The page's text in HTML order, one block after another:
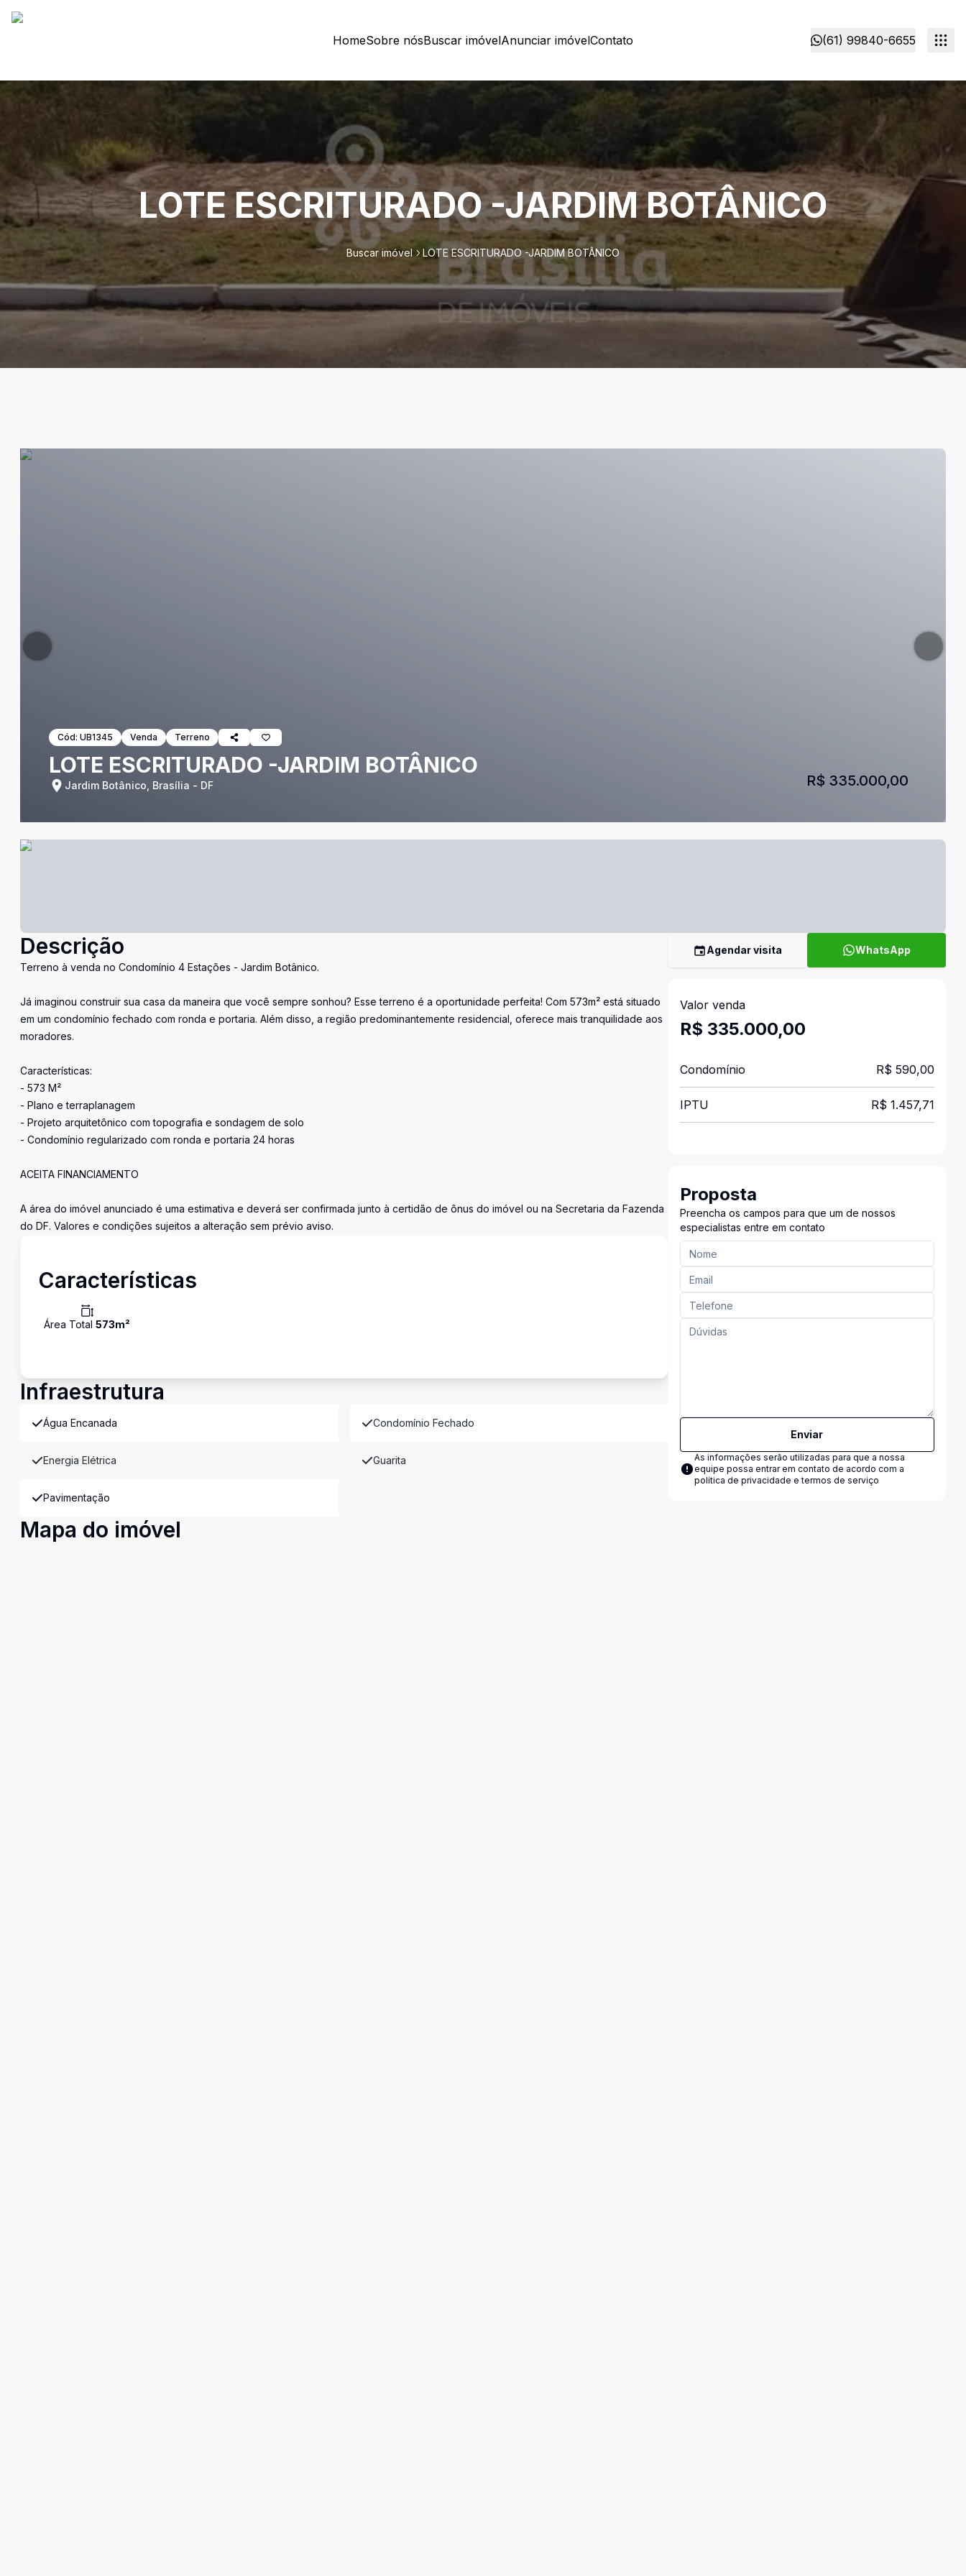
HomeSobre nósBuscar imóvelAnunciar imóvelContato (61) 99840-6655
LOTE ESCRITURADO -JARDIM BOTÂNICO
Buscar imóvel LOTE ESCRITURADO -JARDIM BOTÂNICO
Cód: UB1345 Venda Terreno
LOTE ESCRITURADO -JARDIM BOTÂNICO
Jardim Botânico, Brasília - DF R$ 335.000,00
Descrição
Terreno à venda no Condomínio 4 Estações - Jardim Botânico.
Já imaginou construir sua casa da maneira que você sempre sonhou? Esse terreno é a oportunidade perfeita! Com 573m² está situado
em um condomínio fechado com ronda e portaria. Além disso, a região predominantemente residencial, oferece mais tranquilidade aos
moradores.
Características:
- 573 M²
- Plano e terraplanagem
- Projeto arquitetônico com topografia e sondagem de solo
- Condomínio regularizado com ronda e portaria 24 horas
ACEITA FINANCIAMENTO
A área do imóvel anunciado é uma estimativa e deverá ser confirmada junto à certidão de ônus do imóvel ou na Secretaria da Fazenda
do DF. Valores e condições sujeitos a alteração sem prévio aviso.
Características
Área Total 573m²
Infraestrutura
Água Encanada Condomínio Fechado
Energia Elétrica Guarita
Pavimentação
Mapa do imóvel
Agendar visita WhatsApp
Valor venda
R$ 335.000,00
Condomínio R$ 590,00
IPTU R$ 1.457,71
Proposta
Preencha os campos para que um de nossos
especialistas entre em contato
Enviar
As informações serão utilizadas para que a nossa
equipe possa entrar em contato de acordo com a
política de privacidade e termos de serviço